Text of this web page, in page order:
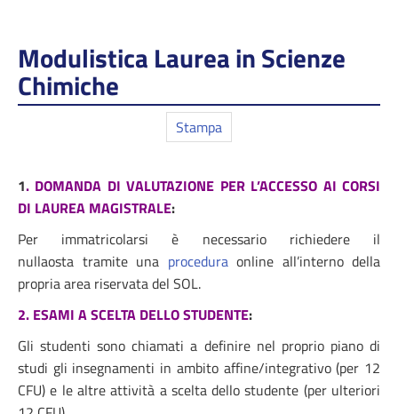
Modulistica Laurea in Scienze
Chimiche
Stampa
1. DOMANDA DI VALUTAZIONE PER L’ACCESSO AI CORSI
DI LAUREA MAGISTRALE:
Per immatricolarsi è necessario richiedere il
nullaosta tramite una proceduraonline all’interno della
propria area riservata del SOL.
2. ESAMI A SCELTA DELLO STUDENTE:
Gli studenti sono chiamati a definire nel proprio piano di
studi gli insegnamenti in ambito affine/integrativo (per 12
CFU) e le altre attività a scelta dello studente (per ulteriori